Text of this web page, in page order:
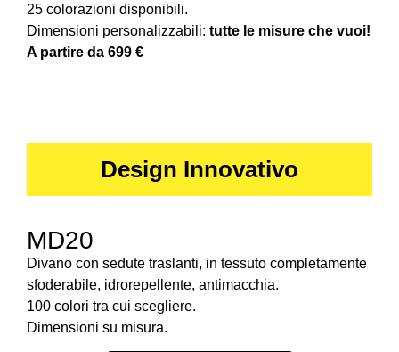
25 colorazioni disponibili.
Dimensioni personalizzabili: tutte le misure che vuoi!
A partire da 699 €
Design Innovativo
MD20
Divano con sedute traslanti, in tessuto completamente
sfoderabile, idrorepellente, antimacchia.
100 colori tra cui scegliere.
Dimensioni su misura.